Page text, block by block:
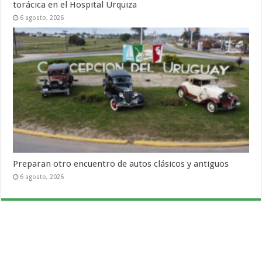
torácica en el Hospital Urquiza
6 agosto, 2026
Preparan otro encuentro de autos clásicos y antiguos
6 agosto, 2026